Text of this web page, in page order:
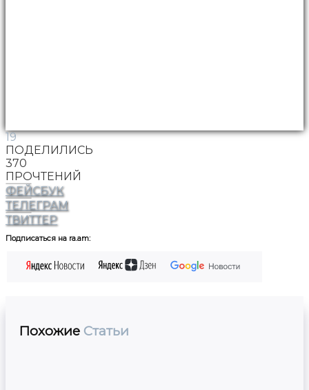
19
ПОДЕЛИЛИСЬ
370
ПРОЧТЕНИЙ
ФЕЙСБУК
ТЕЛЕГРАМ
ТВИТТЕР
Подписаться на ra.am:
Похожие Статьи